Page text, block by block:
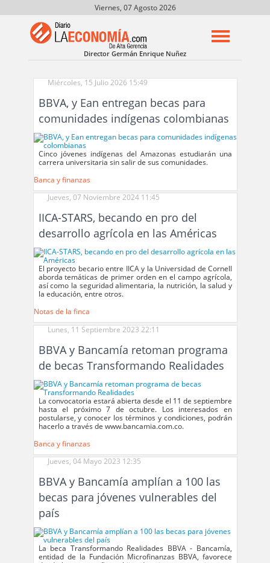
Viernes, 07 Agosto 2026
Director Germán Enrique Nuñez
Miércoles, 15 Julio 2026 15:49
BBVA, y Ean entregan becas para
comunidades indígenas colombianas
Cinco jóvenes indígenas del Amazonas estudiarán una
carrera universitaria sin salir de sus comunidades.
Banca y finanzas
Jueves, 07 Noviembre 2024 11:45
IICA-STARS, becando en pro del
desarrollo agrícola en las Américas
El proyecto becario entre IICA y la Universidad de Cornell
aborda temáticas de primer orden en el campo agrícola,
así como la seguridad alimentaria, la nutrición, la salud y
la educación, entre otros.
Notas de la finca
Lunes, 11 Septiembre 2023 22:11
BBVA y Bancamía retoman programa
de becas Transformando Realidades
La convocatoria estará abierta desde el 11 de septiembre
hasta el próximo 7 de octubre. Los interesados en
postularse, y conocer los términos y condiciones, podrán
hacerlo a través de www.bancamia.com.co.
Banca y finanzas
Jueves, 04 Mayo 2023 12:35
BBVA y Bancamía amplían a 100 las
becas para jóvenes vulnerables del
país
La beca Transformando Realidades BBVA - Bancamía,
entidad de la Fundación Microfinanzas BBVA, favorece